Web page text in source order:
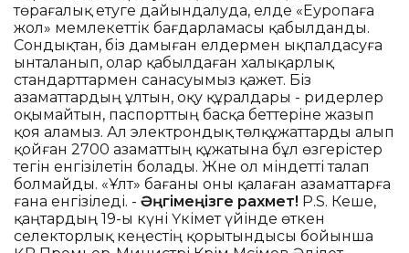
төрағалық етуге дайындалуда, елде «Еуропаға
жол» мемлекеттік бағдарламасы қабылданды.
Сондықтан, біз дамыған елдермен ықпалдасуға
ынталанып, олар қабылдаған халықарлық
стандарттармен санасуымыз қажет. Біз
азаматтардың ұлтын, оқу құралдары - ридерлер
оқымайтын, паспорттың басқа беттеріне жазып
қоя аламыз. Ал электрондық төлқұжаттарды алып
қойған 2700 азаматтың құжатына бұл өзгерістер
тегін енгізілетін болады. Және ол міндетті талап
болмайды. «Ұлт» бағаны оны қалаған азаматтарға
ғана енгізіледі. - Әңгімеңізге рахмет! P.S. Кеше,
қаңтардың 19-ы күні Үкімет үйінде өткен
селекторлық кеңестің қорытындысы бойынша